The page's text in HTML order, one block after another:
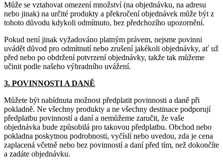
Může se vztahovat omezení množství (na objednávku, na adresu
nebo jinak) na určité produkty a překročení objednávek může být z
tohoto důvodu kdykoli odmítnuto, bez předchozího upozornění.
Pokud není jinak vyžadováno platným právem, nejsme povinni
uvádět důvod pro odmítnutí nebo zrušení jakékoli objednávky, ať už
před nebo po obdržení potvrzení objednávky, takže tak můžeme
učinit podle našeho výhradního uvážení.
3. POVINNOSTI A DANĚ
Můžete být nabídnuta možnost předplatit povinnosti a daně při
pokladně. Ne všechny produkty a ne všechny destinace podporují
předplatbu povinností a daní a nemůžeme zaručit, že vaše
objednávka bude způsobilá pro takovou předplatbu. Obchod nebo
pokladna poskytnou podrobnosti, vyčíslí nebo uvedou, zda je cena
zaplacená včetně nebo bez povinností a daní před tím, než dokončíte
a zadáte objednávku.